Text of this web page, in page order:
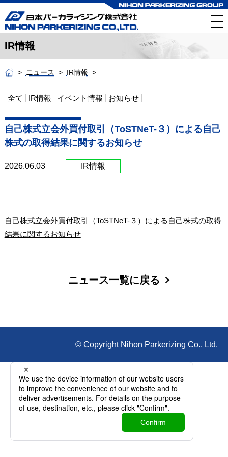
IR情報
ニュース IR情報
全て IR情報 イベント情報 お知らせ
自己株式立会外買付取引（ToSTNeT-３）による自己
株式の取得結果に関するお知らせ
2026.06.03 IR情報
自己株式立会外買付取引（ToSTNeT-３）による自己株式の取得
結果に関するお知らせ
ニュース一覧に戻る
© Copyright Nihon Parkerizing Co., Ltd.